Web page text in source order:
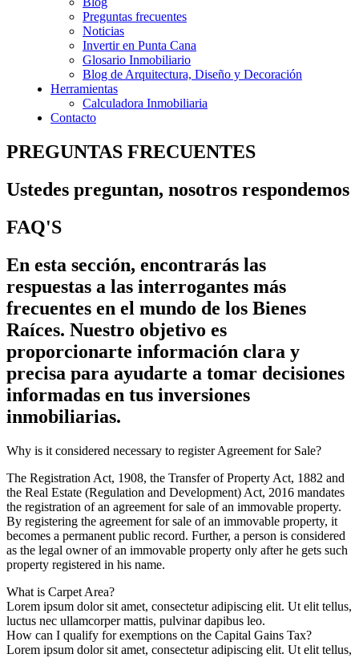
Preguntas frecuentes
Noticias
Invertir en Punta Cana
Glosario Inmobiliario
Blog de Arquitectura, Diseño y Decoración
Herramientas
Calculadora Inmobiliaria
Contacto
PREGUNTAS FRECUENTES
Ustedes preguntan, nosotros respondemos
FAQ'S
En esta sección, encontrarás las
respuestas a las interrogantes más
frecuentes en el mundo de los Bienes
Raíces. Nuestro objetivo es
proporcionarte información clara y
precisa para ayudarte a tomar decisiones
informadas en tus inversiones
inmobiliarias.
Why is it considered necessary to register Agreement for Sale?
The Registration Act, 1908, the Transfer of Property Act, 1882 and
the Real Estate (Regulation and Development) Act, 2016 mandates
the registration of an agreement for sale of an immovable property.
By registering the agreement for sale of an immovable property, it
becomes a permanent public record. Further, a person is considered
as the legal owner of an immovable property only after he gets such
property registered in his name.
What is Carpet Area?
Lorem ipsum dolor sit amet, consectetur adipiscing elit. Ut elit tellus,
luctus nec ullamcorper mattis, pulvinar dapibus leo.
How can I qualify for exemptions on the Capital Gains Tax?
Lorem ipsum dolor sit amet, consectetur adipiscing elit. Ut elit tellus,